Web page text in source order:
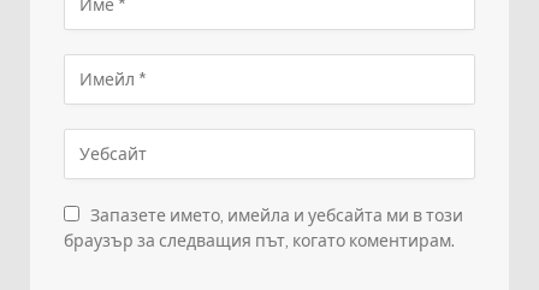
Запазете името, имейла и уебсайта ми в този
браузър за следващия път, когато коментирам.